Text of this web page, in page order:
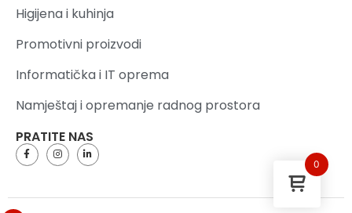
Higijena i kuhinja
Promotivni proizvodi
Informatička i IT oprema
Namještaj i opremanje radnog prostora
PRATITE NAS
0